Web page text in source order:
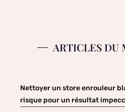
ARTICLES DU
Nettoyer un store enrouleur
risque pour un résultat